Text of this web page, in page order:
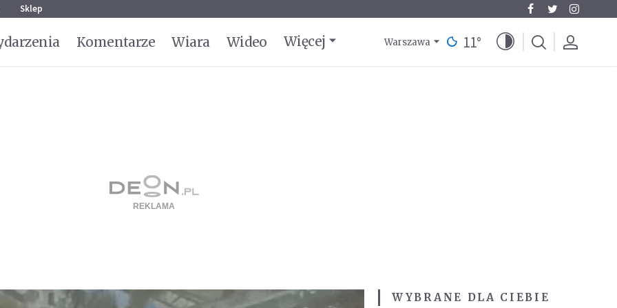
Sklep
Komentarze Wiara Wideo Więcej Warszawa 11°
WYBRANE DLA CIEBIE